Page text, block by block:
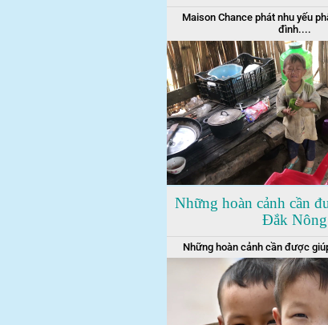
Maison Chance phát nhu yếu
đình....
Những hoàn cảnh cần
Đắk Nông
Những hoàn cảnh cần được